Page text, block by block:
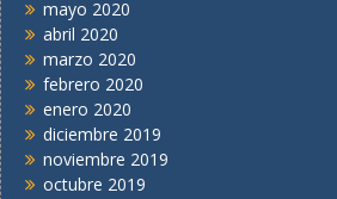
mayo 2020
abril 2020
marzo 2020
febrero 2020
enero 2020
diciembre 2019
noviembre 2019
octubre 2019